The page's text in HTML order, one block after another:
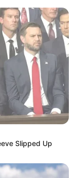
aja kita blm
Masalah
aja.
Slipped Up